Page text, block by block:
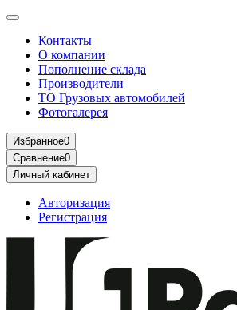
Контакты
О компании
Пополнение склада
Производители
ТО Грузовых автомобилей
Фотогалерея
Избранное0
Сравнение0
Личный кабинет
Авторизация
Регистрация